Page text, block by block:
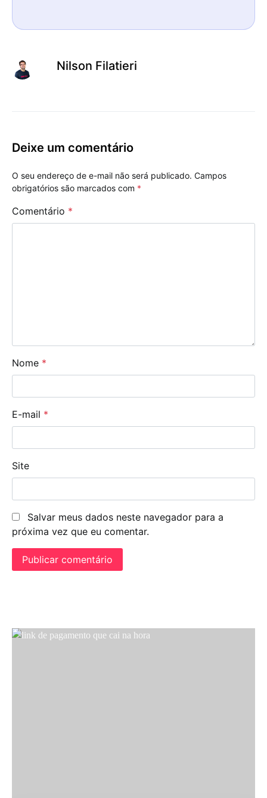
Nilson Filatieri
Deixe um comentário
O seu endereço de e-mail não será publicado. Campos
obrigatórios são marcados com *
Comentário *
Nome *
E-mail *
Site
Salvar meus dados neste navegador para a
próxima vez que eu comentar.